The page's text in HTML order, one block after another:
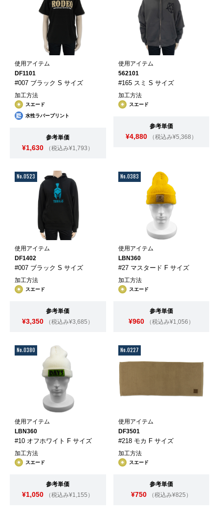
使用アイテム
DF1101
#007 ブラック S サイズ
加工方法
スエード
水性ラバープリント
参考単価
¥1,630 （税込み¥1,793）
使用アイテム
562101
#165 スミ S サイズ
加工方法
スエード
参考単価
¥4,880 （税込み¥5,368）
No.0523
使用アイテム
DF1402
#007 ブラック S サイズ
加工方法
スエード
参考単価
¥3,350 （税込み¥3,685）
No.0383
使用アイテム
LBN360
#27 マスタード F サイズ
加工方法
スエード
参考単価
¥960 （税込み¥1,056）
No.0380
使用アイテム
LBN360
#10 オフホワイト F サイズ
加工方法
スエード
参考単価
¥1,050 （税込み¥1,155）
No.0227
使用アイテム
DF3501
#218 モカ F サイズ
加工方法
スエード
参考単価
¥750 （税込み¥825）